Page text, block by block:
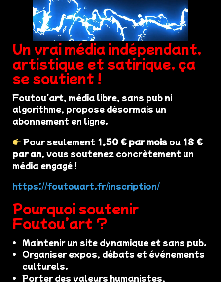
Un vrai média indépendant,
artistique et satirique, ça
se soutient !
Foutou'art, média libre, sans pub ni
algorithme, propose désormais un
abonnement en ligne.
Pour seulement 1,50 € par mois ou 18 €
par an, vous soutenez concrètement un
média engagé !
https://foutouart.fr/inscription/
Pourquoi soutenir
Foutou’art ?
Maintenir un site dynamique et sans pub.
Organiser expos, débats et événements
culturels.
Porter des valeurs humanistes,